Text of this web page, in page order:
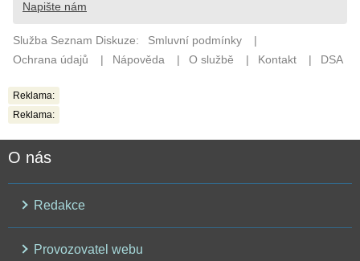
Reklama:
Reklama:
O nás
Redakce
Provozovatel webu